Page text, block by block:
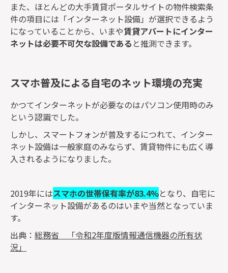
また、ほとんどの大手賃貸ポータルサイトの物件検索条
件の項目には「インターネット設備」が選択できるよう
になっていることから、いまや賃貸アパートにインター
ネットは必要不可欠な設備である と推測できます。
スマホ普及による自宅のネット環境の充実
かつてインターネットが必要なのはパソコン使用時のみ
という認識でした。
しかし、スマートフォンが普及するにつれて、インター
ネット設備は一般家庭のみならず、賃貸物件にも広く導
入されるようになりました。
2019年にはスマホの世帯保有率が83.4%となり、自宅に
インターネット設備があるのはいまや当然となっていま
す。
出典： 総務省 「令和2年度版情報通信機器の所有状
況」